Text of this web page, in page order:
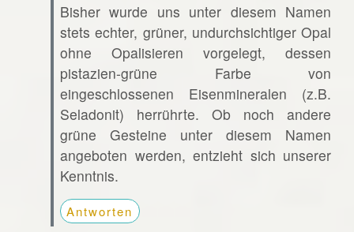
Bisher wurde uns unter diesem Namen
stets echter, grüner, undurchsichtiger Opal
ohne Opalisieren vorgelegt, dessen
pistazien-grüne Farbe von
eingeschlossenen Eisenmineralen (z.B.
Seladonit) herrührte. Ob noch andere
grüne Gesteine unter diesem Namen
angeboten werden, entzieht sich unserer
Kenntnis.
Antworten